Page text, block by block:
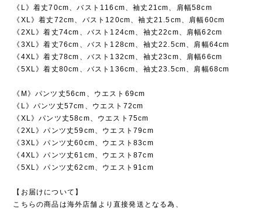
《L》着丈70cm、バスト116cm、袖丈21cm、肩幅58cm
《XL》着丈72cm、バスト120cm、袖丈21.5cm、肩幅60cm
《2XL》着丈74cm、バスト124cm、袖丈22cm、肩幅62cm
《3XL》着丈76cm、バスト128cm、袖丈22.5cm、肩幅64cm
《4XL》着丈78cm、バスト132cm、袖丈23cm、肩幅66cm
《5XL》着丈80cm、バスト136cm、袖丈23.5cm、肩幅68cm
《M》パンツ丈56cm、ウエスト69cm
《L》パンツ丈57cm、ウエスト72cm
《XL》パンツ丈58cm、ウエスト75cm
《2XL》パンツ丈59cm、ウエスト79cm
《3XL》パンツ丈60cm、ウエスト83cm
《4XL》パンツ丈61cm、ウエスト87cm
《5XL》パンツ丈62cm、ウエスト91cm
【お届けについて】
こちらの商品は海外店舗より直接発送となる為、